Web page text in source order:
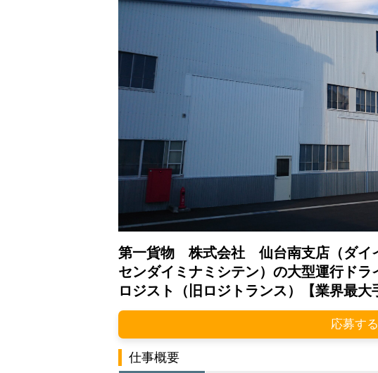
第一貨物 株式会社 仙台南支店（ダ
センダイミナミシテン）の大型運行ドラ
ロジスト（旧ロジトランス）【業界最大
応募する
仕事概要